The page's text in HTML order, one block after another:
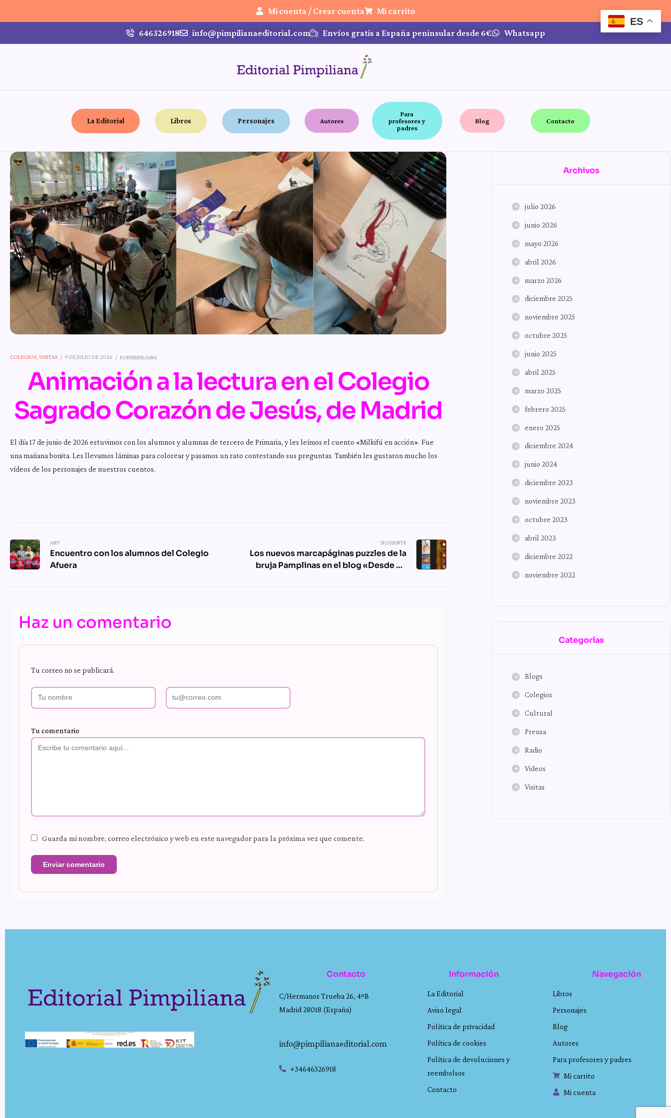
Mi cuenta / Crear cuenta Mi carrito
646326918 info@pimpilianaeditorial.com Envíos gratis a España peninsular desde 6€ Whatsapp
La Editorial Libros Personajes Autores
Para
profesores y
padres
Blog Contacto
COLEGIOS, VISITAS 9 DE JULIO DE 2026 PORPIMPILIANA
Animación a la lectura en el Colegio
Sagrado Corazón de Jesús, de Madrid
El día 17 de junio de 2026 estuvimos con los alumnos y alumnas de tercero de Primaria, y les leímos el cuento «Milkifú en acción». Fue
una mañana bonita. Les llevamos láminas para colorear y pasamos un rato contestando sus preguntas. También les gustaron mucho los
vídeos de los personajes de nuestros cuentos.
ANT
Encuentro con los alumnos del Colegio
Afuera
SIGUIENTE
Los nuevos marcapáginas puzzles de la
bruja Pamplinas en el blog «Desde mi
Haz un comentario
Tu correo no se publicará.
Tu comentario
Guarda mi nombre, correo electrónico y web en este navegador para la próxima vez que comente.
Archivos
julio 2026
junio 2026
mayo 2026
abril 2026
marzo 2026
diciembre 2025
noviembre 2025
octubre 2025
junio 2025
abril 2025
marzo 2025
febrero 2025
enero 2025
diciembre 2024
junio 2024
diciembre 2023
noviembre 2023
octubre 2023
abril 2023
diciembre 2022
noviembre 2022
Categorías
Blogs
Colegios
Cultural
Prensa
Radio
Videos
Visitas
Contacto
C/Hermanos Trueba 26, 4ºB
Madrid 28018 (España)
info@pimpilianaeditorial.com
+34646326918
Información
La Editorial
Aviso legal
Política de privacidad
Política de cookies
Política de devoluciones y
reembolsos
Contacto
Navegación
Libros
Personajes
Blog
Autores
Para profesores y padres
Mi carrito
Mi cuenta
ES